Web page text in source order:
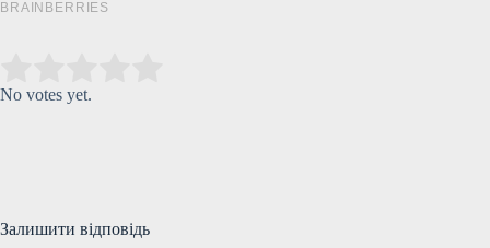
No votes yet.
Залишити відповідь